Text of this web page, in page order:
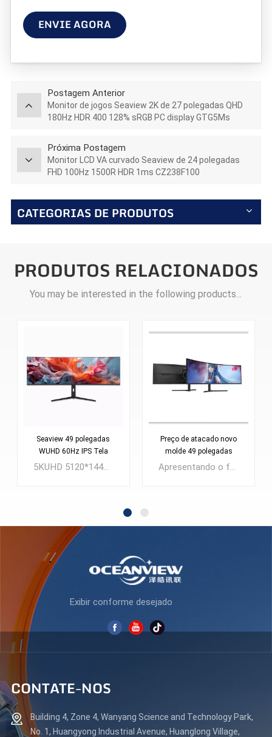
ENVIE AGORA
Postagem Anterior
Monitor de jogos Seaview 2K de 27 polegadas QHD
180Hz HDR 400 128% sRGB PC display GTG5Ms
Próxima Postagem
Monitor LCD VA curvado Seaview de 24 polegadas
FHD 100Hz 1500R HDR 1ms CZ238F100
CATEGORIAS DE PRODUTOS
PRODUTOS RELACIONADOS
You may be interested in the following products...
Seaview 49 polegadas
WUHD 60Hz IPS Tela
curva de peixe com5KUHD 5120*1440@60 Hz Tela curva de peixe IPS de 49 polegadas com visualização completa
Preço de atacado novo
molde 49 polegadas
wu120hz lcd monitor de
Exibir conforme desejado
CONTATE-NOS
Building 4, Zone 4, Wanyang Science and Technology Park,
No. 1, Huangyong Industrial Avenue, Huanglong Village,